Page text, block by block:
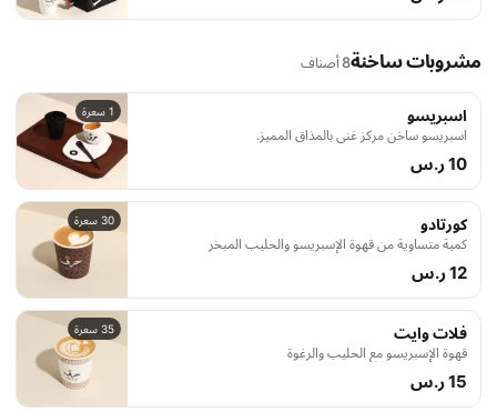
مشروبات ساخنة8 أصناف
1 سعرة اسبريسو
اسبريسو ساخن مركز غني بالمذاق المميز.
10 ر.س
30 سعرة كورتادو
كمية متساوية من قهوة الإسبريسو والحليب المبخر
12 ر.س
35 سعرة فلات وايت
قهوة الإسبريسو مع الحليب والرغوة
15 ر.س